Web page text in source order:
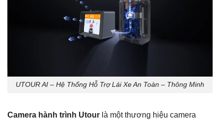
UTOUR AI – Hệ Thống Hỗ Trợ Lái Xe An Toàn – Thông Minh
Camera hành trình Utour là một thương hiệu camera